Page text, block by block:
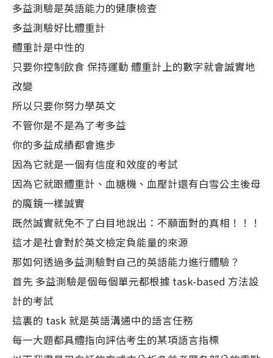
多益測驗是英語能力的健康檢查
多益測驗好比體重計
體重計是中性的
只要你控制飲食 保持運動 體重計上的數字就會誠實地
改變
所以只要你努力學英文
不管你是不是為了考多益
你的多益成績都會進步
因為它就是一個有信度和效度的考試
因為它就跟體重計、血糖機、血壓計還有白雪公主後母
的魔鏡一樣誠實
既然誠實就免不了白目地說出：不願面對的真相！！！
這才是社會對於英文檢定負能量的來源
那如何透過多益測驗對自己的英語能力進行體驗？
首先 多益測驗是個每個單元都根據 task-based 方法設
計的考試
這裏的 task 就是英語溝通中的語言任務
每一大題都具體指向評估考生的某項語言指標